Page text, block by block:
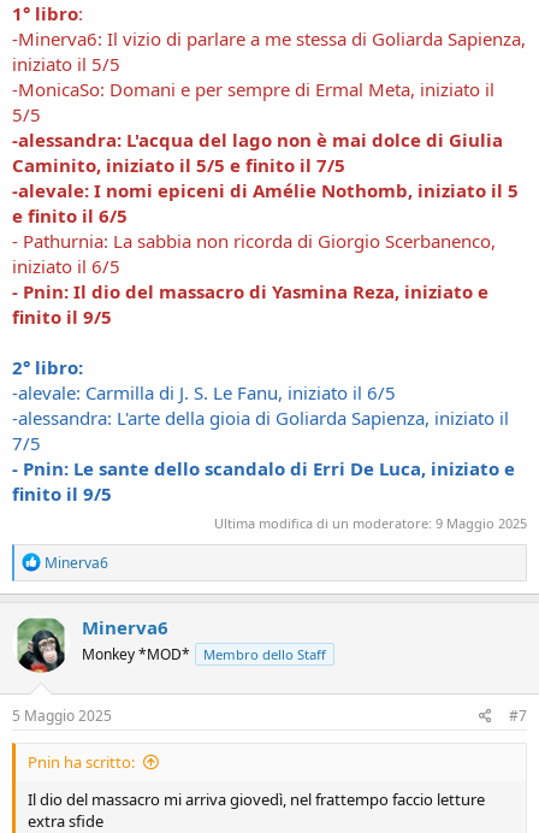
1° libro:
-Minerva6: Il vizio di parlare a me stessa di Goliarda Sapienza,
iniziato il 5/5
-MonicaSo: Domani e per sempre di Ermal Meta, iniziato il
5/5
-alessandra: L'acqua del lago non è mai dolce di Giulia
Caminito, iniziato il 5/5 e finito il 7/5
-alevale: I nomi epiceni di Amélie Nothomb, iniziato il 5
e finito il 6/5
- Pathurnia: La sabbia non ricorda di Giorgio Scerbanenco,
iniziato il 6/5
- Pnin: Il dio del massacro di Yasmina Reza, iniziato e
finito il 9/5
2° libro:
-alevale: Carmilla di J. S. Le Fanu, iniziato il 6/5
-alessandra: L'arte della gioia di Goliarda Sapienza, iniziato il
7/5
- Pnin: Le sante dello scandalo di Erri De Luca, iniziato e
finito il 9/5
Ultima modifica di un moderatore: 9 Maggio 2025
R
e
a
c
t
i
o
n
s
Minerva6
Minerva6
Monkey *MOD* Membro dello Staff
5 Maggio 2025 #7
Pnin ha scritto:
Il dio del massacro mi arriva giovedì, nel frattempo faccio letture
extra sfide